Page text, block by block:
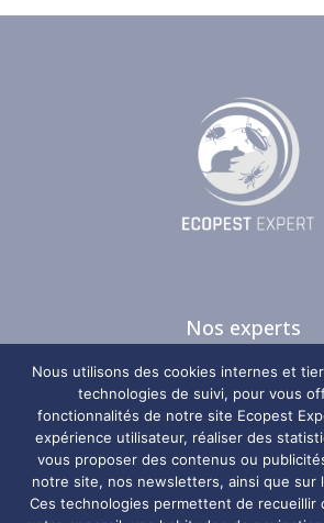
Nos experts
Nos guides
Nos zones
Plan du site
Nos
Nous utilisons des cookies internes et
technologies de suivi, pour vous
fonctionnalités de notre site Ecopest
expérience utilisateur, réaliser des
vous proposer des contenus ou
notre site, nos newsletters, ainsi que sur
Ces technologies permettent de recueillir